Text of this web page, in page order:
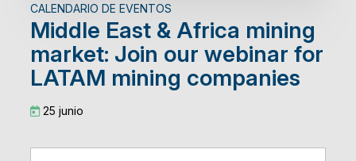
CALENDARIO DE EVENTOS
Middle East & Africa mining
market: Join our webinar for
LATAM mining companies
25 junio